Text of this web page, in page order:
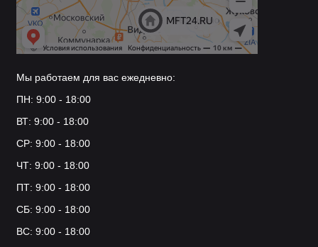
Мы работаем для вас ежедневно:
ПН: 9:00 - 18:00
ВТ: 9:00 - 18:00
СР: 9:00 - 18:00
ЧТ: 9:00 - 18:00
ПТ: 9:00 - 18:00
СБ: 9:00 - 18:00
ВС: 9:00 - 18:00